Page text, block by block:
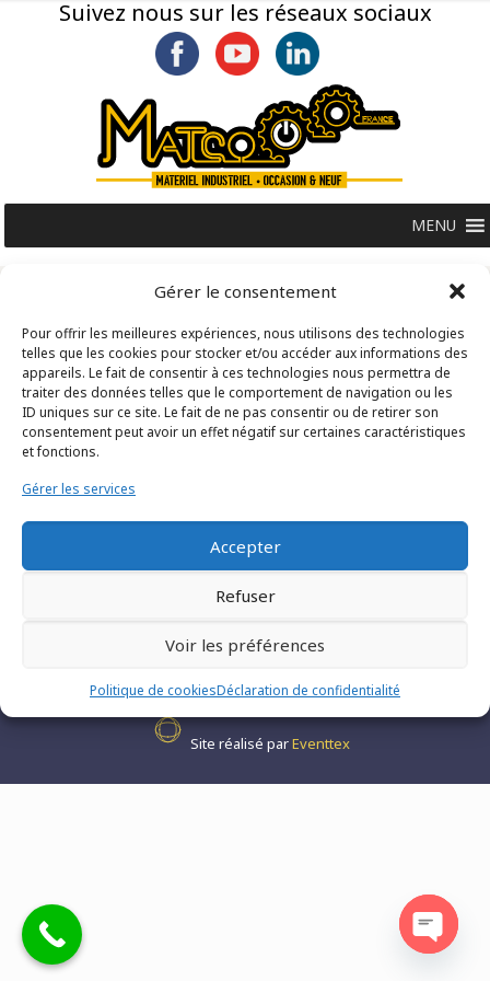
Gérer le consentement
Pour offrir les meilleures expériences, nous utilisons des technologies
telles que les cookies pour stocker et/ou accéder aux informations des
appareils. Le fait de consentir à ces technologies nous permettra de
traiter des données telles que le comportement de navigation ou les
ID uniques sur ce site. Le fait de ne pas consentir ou de retirer son
consentement peut avoir un effet négatif sur certaines caractéristiques
et fonctions.
Gérer les services
Accepter
Refuser
Voir les préférences
Politique de cookiesDéclaration de confidentialité
Suivez nous sur les réseaux sociaux
MENU
Route Louviers - 27190 -02 32 30 00 12-Mentions légales
Site réalisé parEventtex